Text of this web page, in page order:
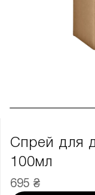
Спрей для
100мл
695 ₴